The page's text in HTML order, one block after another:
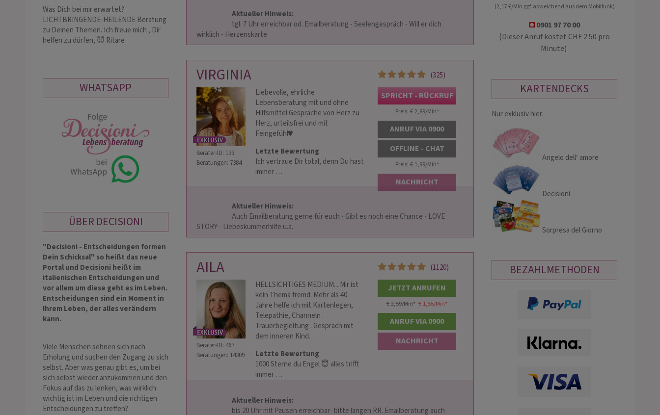
Was Dich bei mir erwartet?
LICHTBRINGENDE-HEILENDE Beratung
zu Deinen Themen. Ich freue mich , Dir
helfen zu dürfen, 😇 Ritare
Ich spüre tief in deine Gefühle und zeige
dir, wohin dein Liebesweg wirklich führt,
ehrlich, präzise und mit viel Herz. Gefühle
tiefer Blick in die Seele - Beratung mit
hoher Trefferquote zu allen Themen wie
Hellsichtiges Kartenlegen - Du hast
Zweifel, Ängste und Sorgen, die Dich
nicht loslassen? Mit meiner Hellsicht und
den Karten finden wir Antworten bei
Hellsichtige, liebevolle
Alternative Therapeutin und Heilerin
langjähriger Erfahrung. Lichtarbeit,
Blockaden Auflösung,
WHATSAPP
ÜBER DECISIONI
"Decisioni - Entscheidungen formen
Dein Schicksal" so heißt das neue
Portal und Decisioni heißt im
italienischen Entscheidungen und
vor allem um diese geht es im Leben.
Entscheidungen sind ein Moment in
Ihrem Leben, der alles verändern
kann.
Viele Menschen sehnen sich nach
Erholung und suchen den Zugang zu sich
selbst. Aber was genau gibt es, um bei
sich selbst wieder anzukommen und den
Fokus auf das zu lenken, was wirklich
wichtig ist im Leben und die richtigen
Entscheidungen zu treffen?
Aktueller Hinweis:
wirklich - Herzenskarte
VIRGINIA
Liebevolle, ehrliche
Lebensberatung mit und ohne
Hilfsmittel Gespräche von Herz zu
Herz, urteilsfrei und mit
Feingefühl♥ ️
Berater-ID: 133
Beratungen: 7384
Letzte Bewertung
Ich vertraue Dir total, denn Du hast
immer …
(325)
SPRICHT - RÜCKRUF
Preis: € 2,89/Min*
ANRUF VIA 0900
OFFLINE - CHAT
Preis: € 1,99/Min*
NACHRICHT
Aktueller Hinweis:
STORY - Liebeskummerhilfe u.a.
AILA
HELLSICHTIGES MEDIUM... Mir ist
kein Thema fremd. Mehr als 40
Jahre helfe ich mit Kartenlegen,
Telepathie, Channeln .
Trauerbegleitung . Gespräch mit
dem inneren Kind.
Berater-ID: 467
Beratungen: 14309
Letzte Bewertung
1000 Sterne du Engel 😇 alles trifft
immer …
(1120)
JETZT ANRUFEN
€ 2,59/Min* € 1,55/Min*
ANRUF VIA 0900
NACHRICHT
Aktueller Hinweis:
(2,17 €/Min ggf. abweichend aus dem Mobilfunk)
0901 97 70 00
(Dieser Anruf kostet CHF 2.50 pro
Minute)
KARTENDECKS
Nur exklusiv hier:
Angelo dell‘ amore
Decisioni
Sorpresa del Giorno
BEZAHLMETHODEN